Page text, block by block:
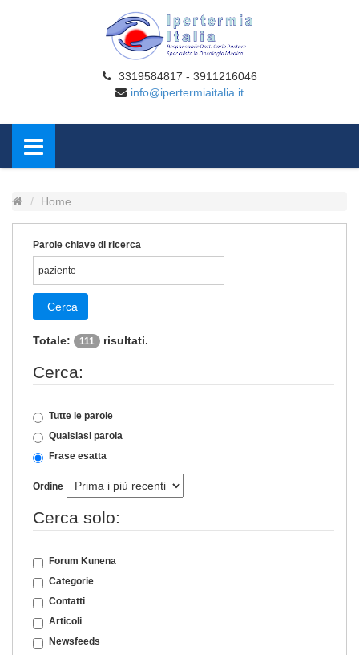
3319584817 - 3911216046
info@ipertermiaitalia.it
Home
Parole chiave di ricerca
Cerca
Totale: 111 risultati.
Cerca:
Tutte le parole
Qualsiasi parola
Frase esatta
Ordine
Cerca solo:
Forum Kunena
Categorie
Contatti
Articoli
Newsfeeds